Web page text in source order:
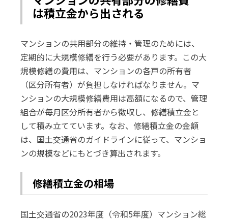
は積立金から出される
マンションの共用部分の維持・管理のためには、
定期的に大規模修繕を行う必要があります。この大
規模修繕の費用は、マンションの各戸の所有者
（区分所有者）が負担しなければなりません。マ
ンションの大規模修繕費用は高額になるので、管理
組合が毎月区分所有者から徴収し、修繕積立金と
して積み立てています。なお、修繕積立金の金額
は、国土交通省のガイドラインに従って、マンショ
ンの規模などにもとづき算出されます。
修繕積立金の相場
国土交通省の2023年度（令和5年度）マンション総